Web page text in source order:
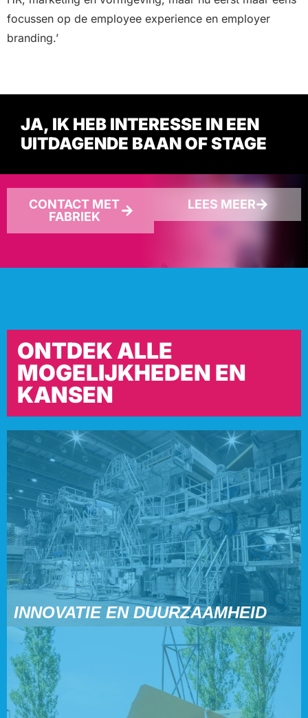
focussen op de employee experience en employer
branding.’
JA, IK HEB INTERESSE IN EEN
UITDAGENDE BAAN OF STAGE
CONTACT MET
FABRIEK
LEES MEER
ONTDEK ALLE
MOGELIJKHEDEN EN
KANSEN
INNOVATIE EN DUURZAAMHEID